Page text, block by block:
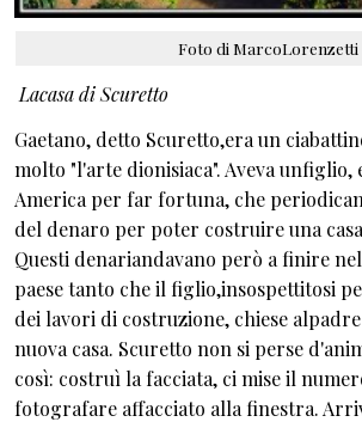
Foto di MarcoLorenzetti
Lacasa di Scuretto
Gaetano, detto Scuretto,era un
molto "l'arte dionisiaca". Aveva unfiglio,
America per far fortuna, che
del denaro per poter costruire una
Questi denariandavano però a finire
paese tanto che il figlio,insospettitosi
dei lavori di costruzione, chiese
nuova casa. Scuretto non si perse
così: costruì la facciata, ci mise il
fotografare affacciato alla finestra.